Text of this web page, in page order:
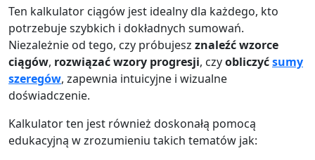
Ten kalkulator ciągów jest idealny dla każdego, kto
potrzebuje szybkich i dokładnych sumowań.
Niezależnie od tego, czy próbujesz znaleźć wzorce
ciągów, rozwiązać wzory progresji, czyobliczyćsumy
szeregów, zapewnia intuicyjne i wizualne
doświadczenie.
Kalkulator ten jest również doskonałą pomocą
edukacyjną w zrozumieniu takich tematów jak: